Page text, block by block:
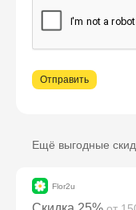
Ещё выгодные
Flor2u